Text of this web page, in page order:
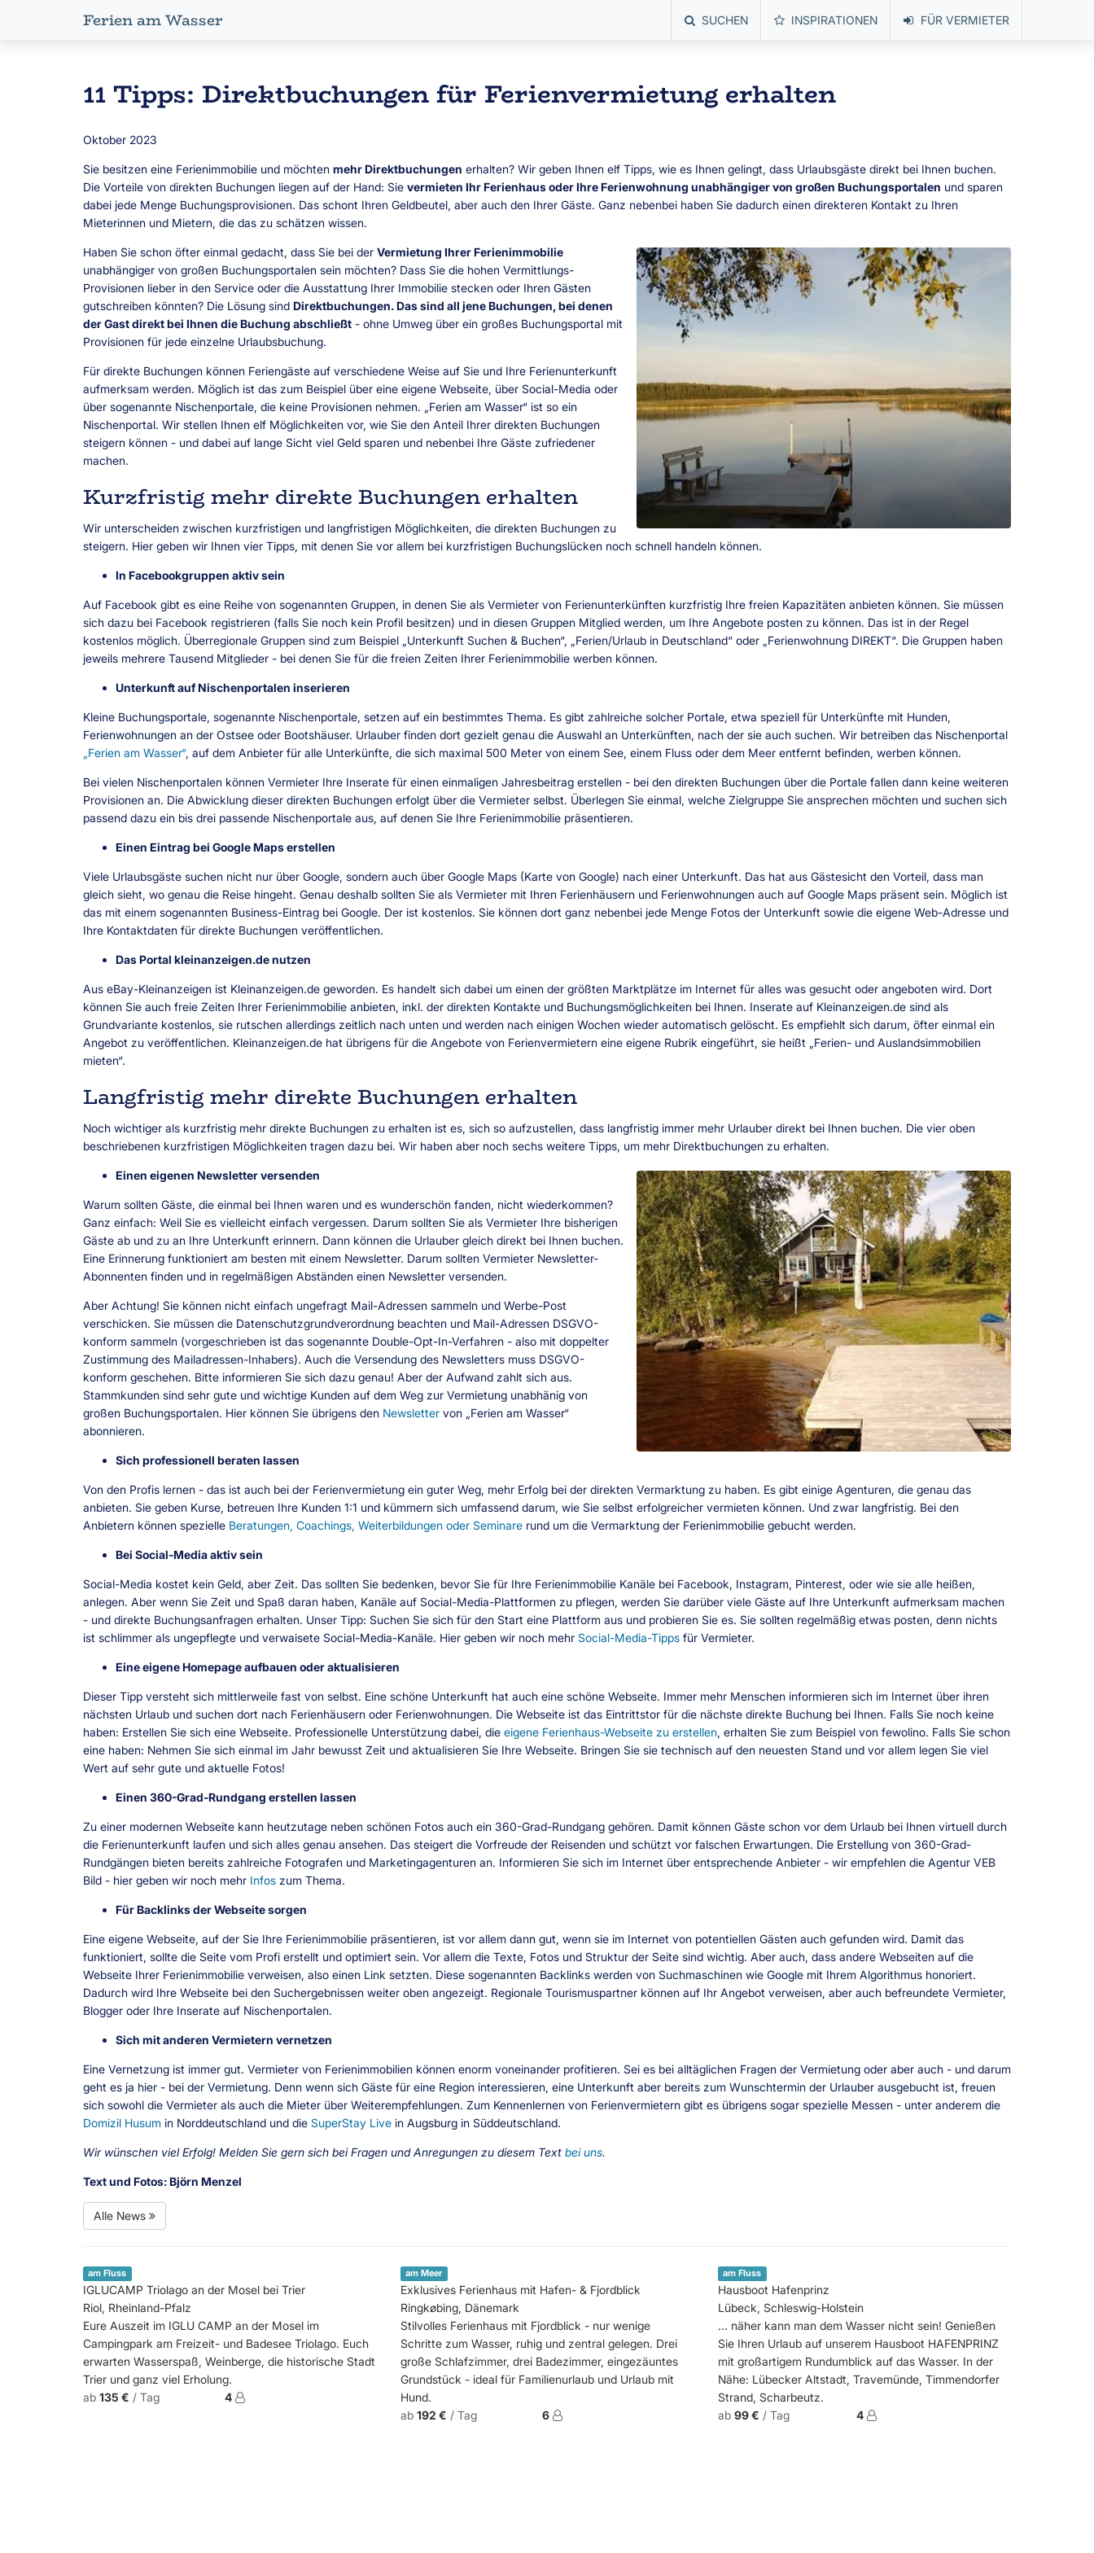
Ferien am Wasser SUCHEN INSPIRATIONEN FÜR VERMIETER
11 Tipps: Direktbuchungen für Ferienvermietung erhalten
Oktober 2023
Sie besitzen eine Ferienimmobilie und möchten mehr Direktbuchungen erhalten? Wir geben Ihnen elf Tipps, wie es Ihnen gelingt, dass Urlaubsgäste direkt bei Ihnen buchen.
Die Vorteile von direkten Buchungen liegen auf der Hand: Sie vermieten Ihr Ferienhaus oder Ihre Ferienwohnung unabhängiger von großen Buchungsportalen und sparen
dabei jede Menge Buchungsprovisionen. Das schont Ihren Geldbeutel, aber auch den Ihrer Gäste. Ganz nebenbei haben Sie dadurch einen direkteren Kontakt zu Ihren
Mieterinnen und Mietern, die das zu schätzen wissen.
Haben Sie schon öfter einmal gedacht, dass Sie bei der Vermietung Ihrer Ferienimmobilie
unabhängiger von großen Buchungsportalen sein möchten? Dass Sie die hohen Vermittlungs-
Provisionen lieber in den Service oder die Ausstattung Ihrer Immobilie stecken oder Ihren Gästen
gutschreiben könnten? Die Lösung sind Direktbuchungen. Das sind all jene Buchungen, bei denen
der Gast direkt bei Ihnen die Buchung abschließt - ohne Umweg über ein großes Buchungsportal mit
Provisionen für jede einzelne Urlaubsbuchung.
Für direkte Buchungen können Feriengäste auf verschiedene Weise auf Sie und Ihre Ferienunterkunft
aufmerksam werden. Möglich ist das zum Beispiel über eine eigene Webseite, über Social-Media oder
über sogenannte Nischenportale, die keine Provisionen nehmen. „Ferien am Wasser“ ist so ein
Nischenportal. Wir stellen Ihnen elf Möglichkeiten vor, wie Sie den Anteil Ihrer direkten Buchungen
steigern können - und dabei auf lange Sicht viel Geld sparen und nebenbei Ihre Gäste zufriedener
machen.
Kurzfristig mehr direkte Buchungen erhalten
Wir unterscheiden zwischen kurzfristigen und langfristigen Möglichkeiten, die direkten Buchungen zu
steigern. Hier geben wir Ihnen vier Tipps, mit denen Sie vor allem bei kurzfristigen Buchungslücken noch schnell handeln können.
In Facebookgruppen aktiv sein
Auf Facebook gibt es eine Reihe von sogenannten Gruppen, in denen Sie als Vermieter von Ferienunterkünften kurzfristig Ihre freien Kapazitäten anbieten können. Sie müssen
sich dazu bei Facebook registrieren (falls Sie noch kein Profil besitzen) und in diesen Gruppen Mitglied werden, um Ihre Angebote posten zu können. Das ist in der Regel
kostenlos möglich. Überregionale Gruppen sind zum Beispiel „Unterkunft Suchen & Buchen“, „Ferien/Urlaub in Deutschland“ oder „Ferienwohnung DIREKT“. Die Gruppen haben
jeweils mehrere Tausend Mitglieder - bei denen Sie für die freien Zeiten Ihrer Ferienimmobilie werben können.
Unterkunft auf Nischenportalen inserieren
Kleine Buchungsportale, sogenannte Nischenportale, setzen auf ein bestimmtes Thema. Es gibt zahlreiche solcher Portale, etwa speziell für Unterkünfte mit Hunden,
Ferienwohnungen an der Ostsee oder Bootshäuser. Urlauber finden dort gezielt genau die Auswahl an Unterkünften, nach der sie auch suchen. Wir betreiben das Nischenportal
„Ferien am Wasser“, auf dem Anbieter für alle Unterkünfte, die sich maximal 500 Meter von einem See, einem Fluss oder dem Meer entfernt befinden, werben können.
Bei vielen Nischenportalen können Vermieter Ihre Inserate für einen einmaligen Jahresbeitrag erstellen - bei den direkten Buchungen über die Portale fallen dann keine weiteren
Provisionen an. Die Abwicklung dieser direkten Buchungen erfolgt über die Vermieter selbst. Überlegen Sie einmal, welche Zielgruppe Sie ansprechen möchten und suchen sich
passend dazu ein bis drei passende Nischenportale aus, auf denen Sie Ihre Ferienimmobilie präsentieren.
Einen Eintrag bei Google Maps erstellen
Viele Urlaubsgäste suchen nicht nur über Google, sondern auch über Google Maps (Karte von Google) nach einer Unterkunft. Das hat aus Gästesicht den Vorteil, dass man
gleich sieht, wo genau die Reise hingeht. Genau deshalb sollten Sie als Vermieter mit Ihren Ferienhäusern und Ferienwohnungen auch auf Google Maps präsent sein. Möglich ist
das mit einem sogenannten Business-Eintrag bei Google. Der ist kostenlos. Sie können dort ganz nebenbei jede Menge Fotos der Unterkunft sowie die eigene Web-Adresse und
Ihre Kontaktdaten für direkte Buchungen veröffentlichen.
Das Portal kleinanzeigen.de nutzen
Aus eBay-Kleinanzeigen ist Kleinanzeigen.de geworden. Es handelt sich dabei um einen der größten Marktplätze im Internet für alles was gesucht oder angeboten wird. Dort
können Sie auch freie Zeiten Ihrer Ferienimmobilie anbieten, inkl. der direkten Kontakte und Buchungsmöglichkeiten bei Ihnen. Inserate auf Kleinanzeigen.de sind als
Grundvariante kostenlos, sie rutschen allerdings zeitlich nach unten und werden nach einigen Wochen wieder automatisch gelöscht. Es empfiehlt sich darum, öfter einmal ein
Angebot zu veröffentlichen. Kleinanzeigen.de hat übrigens für die Angebote von Ferienvermietern eine eigene Rubrik eingeführt, sie heißt „Ferien- und Auslandsimmobilien
mieten“.
Langfristig mehr direkte Buchungen erhalten
Noch wichtiger als kurzfristig mehr direkte Buchungen zu erhalten ist es, sich so aufzustellen, dass langfristig immer mehr Urlauber direkt bei Ihnen buchen. Die vier oben
beschriebenen kurzfristigen Möglichkeiten tragen dazu bei. Wir haben aber noch sechs weitere Tipps, um mehr Direktbuchungen zu erhalten.
Einen eigenen Newsletter versenden
Warum sollten Gäste, die einmal bei Ihnen waren und es wunderschön fanden, nicht wiederkommen?
Ganz einfach: Weil Sie es vielleicht einfach vergessen. Darum sollten Sie als Vermieter Ihre bisherigen
Gäste ab und zu an Ihre Unterkunft erinnern. Dann können die Urlauber gleich direkt bei Ihnen buchen.
Eine Erinnerung funktioniert am besten mit einem Newsletter. Darum sollten Vermieter Newsletter-
Abonnenten finden und in regelmäßigen Abständen einen Newsletter versenden.
Aber Achtung! Sie können nicht einfach ungefragt Mail-Adressen sammeln und Werbe-Post
verschicken. Sie müssen die Datenschutzgrundverordnung beachten und Mail-Adressen DSGVO-
konform sammeln (vorgeschrieben ist das sogenannte Double-Opt-In-Verfahren - also mit doppelter
Zustimmung des Mailadressen-Inhabers). Auch die Versendung des Newsletters muss DSGVO-
konform geschehen. Bitte informieren Sie sich dazu genau! Aber der Aufwand zahlt sich aus.
Stammkunden sind sehr gute und wichtige Kunden auf dem Weg zur Vermietung unabhänig von
großen Buchungsportalen. Hier können Sie übrigens den Newsletter von „Ferien am Wasser“
abonnieren.
Sich professionell beraten lassen
Von den Profis lernen - das ist auch bei der Ferienvermietung ein guter Weg, mehr Erfolg bei der direkten Vermarktung zu haben. Es gibt einige Agenturen, die genau das
anbieten. Sie geben Kurse, betreuen Ihre Kunden 1:1 und kümmern sich umfassend darum, wie Sie selbst erfolgreicher vermieten können. Und zwar langfristig. Bei den
Anbietern können spezielle Beratungen, Coachings, Weiterbildungen oder Seminare rund um die Vermarktung der Ferienimmobilie gebucht werden.
Bei Social-Media aktiv sein
Social-Media kostet kein Geld, aber Zeit. Das sollten Sie bedenken, bevor Sie für Ihre Ferienimmobilie Kanäle bei Facebook, Instagram, Pinterest, oder wie sie alle heißen,
anlegen. Aber wenn Sie Zeit und Spaß daran haben, Kanäle auf Social-Media-Plattformen zu pflegen, werden Sie darüber viele Gäste auf Ihre Unterkunft aufmerksam machen
- und direkte Buchungsanfragen erhalten. Unser Tipp: Suchen Sie sich für den Start eine Plattform aus und probieren Sie es. Sie sollten regelmäßig etwas posten, denn nichts
ist schlimmer als ungepflegte und verwaisete Social-Media-Kanäle. Hier geben wir noch mehr Social-Media-Tipps für Vermieter.
Eine eigene Homepage aufbauen oder aktualisieren
Dieser Tipp versteht sich mittlerweile fast von selbst. Eine schöne Unterkunft hat auch eine schöne Webseite. Immer mehr Menschen informieren sich im Internet über ihren
nächsten Urlaub und suchen dort nach Ferienhäusern oder Ferienwohnungen. Die Webseite ist das Eintrittstor für die nächste direkte Buchung bei Ihnen. Falls Sie noch keine
haben: Erstellen Sie sich eine Webseite. Professionelle Unterstützung dabei, die eigene Ferienhaus-Webseite zu erstellen, erhalten Sie zum Beispiel von fewolino. Falls Sie schon
eine haben: Nehmen Sie sich einmal im Jahr bewusst Zeit und aktualisieren Sie Ihre Webseite. Bringen Sie sie technisch auf den neuesten Stand und vor allem legen Sie viel
Wert auf sehr gute und aktuelle Fotos!
Einen 360-Grad-Rundgang erstellen lassen
Zu einer modernen Webseite kann heutzutage neben schönen Fotos auch ein 360-Grad-Rundgang gehören. Damit können Gäste schon vor dem Urlaub bei Ihnen virtuell durch
die Ferienunterkunft laufen und sich alles genau ansehen. Das steigert die Vorfreude der Reisenden und schützt vor falschen Erwartungen. Die Erstellung von 360-Grad-
Rundgängen bieten bereits zahlreiche Fotografen und Marketingagenturen an. Informieren Sie sich im Internet über entsprechende Anbieter - wir empfehlen die Agentur VEB
Bild - hier geben wir noch mehr Infos zum Thema.
Für Backlinks der Webseite sorgen
Eine eigene Webseite, auf der Sie Ihre Ferienimmobilie präsentieren, ist vor allem dann gut, wenn sie im Internet von potentiellen Gästen auch gefunden wird. Damit das
funktioniert, sollte die Seite vom Profi erstellt und optimiert sein. Vor allem die Texte, Fotos und Struktur der Seite sind wichtig. Aber auch, dass andere Webseiten auf die
Webseite Ihrer Ferienimmobilie verweisen, also einen Link setzten. Diese sogenannten Backlinks werden von Suchmaschinen wie Google mit Ihrem Algorithmus honoriert.
Dadurch wird Ihre Webseite bei den Suchergebnissen weiter oben angezeigt. Regionale Tourismuspartner können auf Ihr Angebot verweisen, aber auch befreundete Vermieter,
Blogger oder Ihre Inserate auf Nischenportalen.
Sich mit anderen Vermietern vernetzen
Eine Vernetzung ist immer gut. Vermieter von Ferienimmobilien können enorm voneinander profitieren. Sei es bei alltäglichen Fragen der Vermietung oder aber auch - und darum
geht es ja hier - bei der Vermietung. Denn wenn sich Gäste für eine Region interessieren, eine Unterkunft aber bereits zum Wunschtermin der Urlauber ausgebucht ist, freuen
sich sowohl die Vermieter als auch die Mieter über Weiterempfehlungen. Zum Kennenlernen von Ferienvermietern gibt es übrigens sogar spezielle Messen - unter anderem die
Domizil Husum in Norddeutschland und die SuperStay Live in Augsburg in Süddeutschland.
Wir wünschen viel Erfolg! Melden Sie gern sich bei Fragen und Anregungen zu diesem Text bei uns.
Text und Fotos: Björn Menzel
Alle News
am Fluss
IGLUCAMP Triolago an der Mosel bei Trier
Riol, Rheinland-Pfalz
Eure Auszeit im IGLU CAMP an der Mosel im
Campingpark am Freizeit- und Badesee Triolago. Euch
erwarten Wasserspaß, Weinberge, die historische Stadt
Trier und ganz viel Erholung.
ab 135 € / Tag 4
am Meer
Exklusives Ferienhaus mit Hafen- & Fjordblick
Ringkøbing, Dänemark
Stilvolles Ferienhaus mit Fjordblick - nur wenige
Schritte zum Wasser, ruhig und zentral gelegen. Drei
große Schlafzimmer, drei Badezimmer, eingezäuntes
Grundstück - ideal für Familienurlaub und Urlaub mit
Hund.
ab 192 € / Tag 6
am Fluss
Hausboot Hafenprinz
Lübeck, Schleswig-Holstein
... näher kann man dem Wasser nicht sein! Genießen
Sie Ihren Urlaub auf unserem Hausboot HAFENPRINZ
mit großartigem Rundumblick auf das Wasser. In der
Nähe: Lübecker Altstadt, Travemünde, Timmendorfer
Strand, Scharbeutz.
ab 99 € / Tag 4